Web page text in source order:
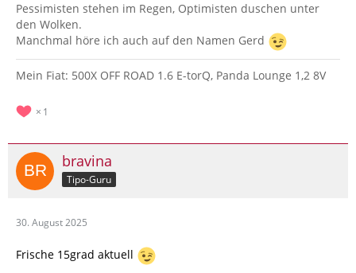
Pessimisten stehen im Regen, Optimisten duschen unter
den Wolken.
Manchmal höre ich auch auf den Namen Gerd
Mein Fiat: 500X OFF ROAD 1.6 E-torQ, Panda Lounge 1,2 8V
1
bravina
Tipo-Guru
30. August 2025
Frische 15grad aktuell